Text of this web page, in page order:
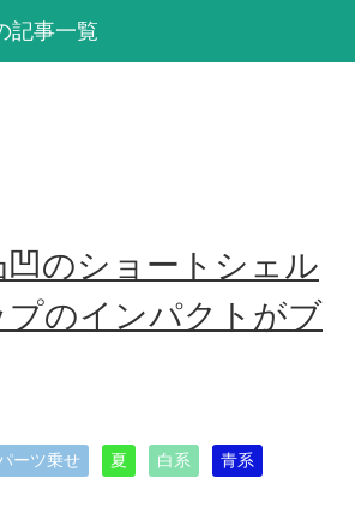
記事一覧
のショートシェル
プのインパクトがブ
ーツ乗せ 夏 白系 青系